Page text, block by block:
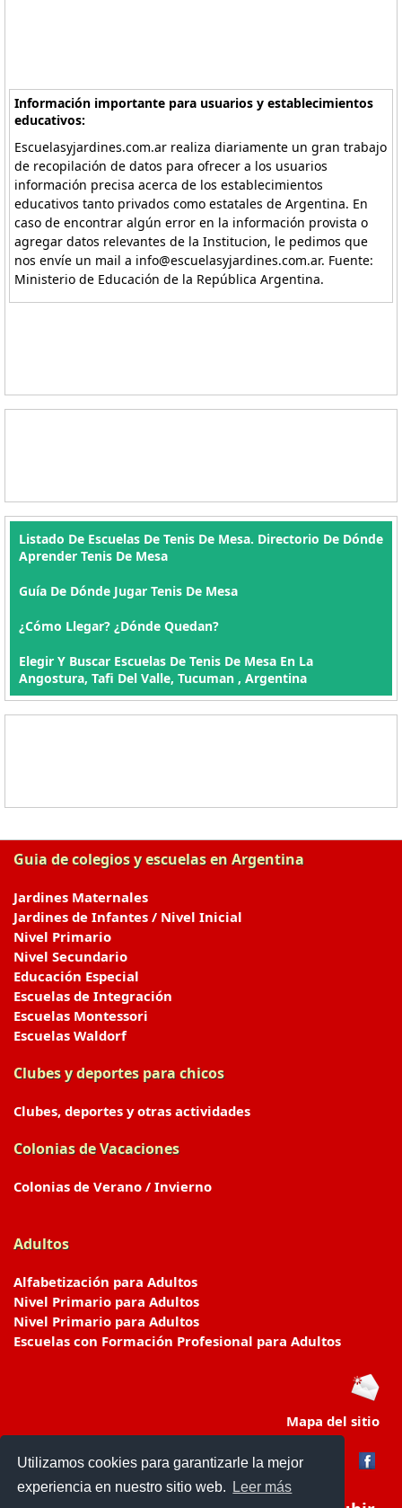
Utilizamos cookies para garantizarle la mejor
experiencia en nuestro sitio web.
Leer más
Información importante para usuarios y establecimientos
educativos:
Escuelasyjardines.com.ar realiza diariamente un gran trabajo
de recopilación de datos para ofrecer a los usuarios
información precisa acerca de los establecimientos
educativos tanto privados como estatales de Argentina. En
caso de encontrar algún error en la información provista o
agregar datos relevantes de la Institucion, le pedimos que
nos envíe un mail a info@escuelasyjardines.com.ar. Fuente:
Ministerio de Educación de la República Argentina.
Listado De Escuelas De Tenis De Mesa. Directorio De Dónde
Aprender Tenis De Mesa
Guía De Dónde Jugar Tenis De Mesa
¿Cómo Llegar? ¿Dónde Quedan?
Elegir Y Buscar Escuelas De Tenis De Mesa En La
Angostura, Tafi Del Valle, Tucuman , Argentina
Guia de colegios y escuelas en Argentina
Jardines Maternales
Jardines de Infantes / Nivel Inicial
Nivel Primario
Nivel Secundario
Educación Especial
Escuelas de Integración
Escuelas Montessori
Escuelas Waldorf
Clubes y deportes para chicos
Clubes, deportes y otras actividades
Colonias de Vacaciones
Colonias de Verano / Invierno
Adultos
Alfabetización para Adultos
Nivel Primario para Adultos
Nivel Primario para Adultos
Escuelas con Formación Profesional para Adultos
Mapa del sitio